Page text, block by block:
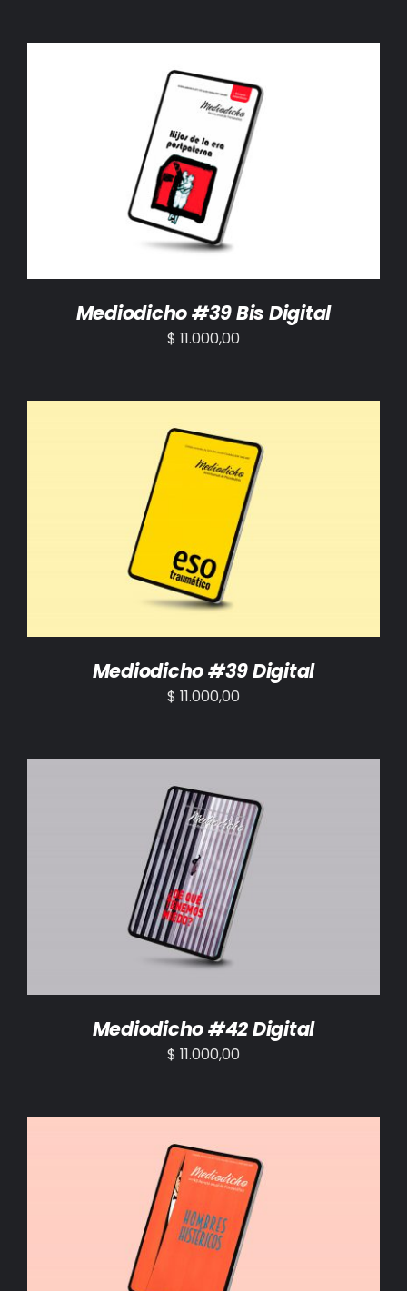
AÑADIR AL CARRITO /
Mediodicho #39 Bis Digital
$ 11.000,00
AÑADIR AL CARRITO /
Mediodicho #39 Digital
$ 11.000,00
AÑADIR AL CARRITO /
Mediodicho #42 Digital
$ 11.000,00
AÑADIR AL CARRITO /